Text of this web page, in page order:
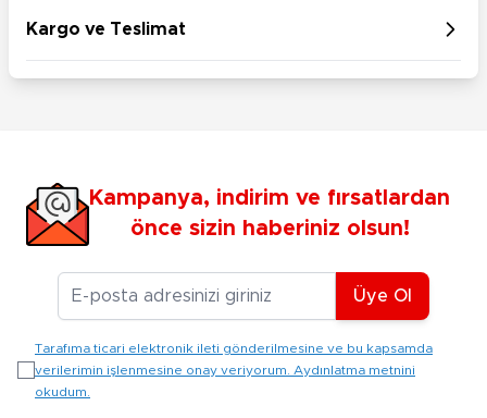
Kargo ve Teslimat
Kampanya, indirim ve fırsatlardan
önce sizin haberiniz olsun!
E-posta Adresiniz
Üye Ol
Tarafıma ticari elektronik ileti gönderilmesine ve bu kapsamda
verilerimin işlenmesine onay veriyorum. Aydınlatma metnini
okudum.